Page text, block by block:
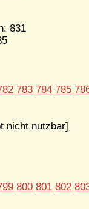
831
783 784 785
nicht nutzbar]
800 801 802